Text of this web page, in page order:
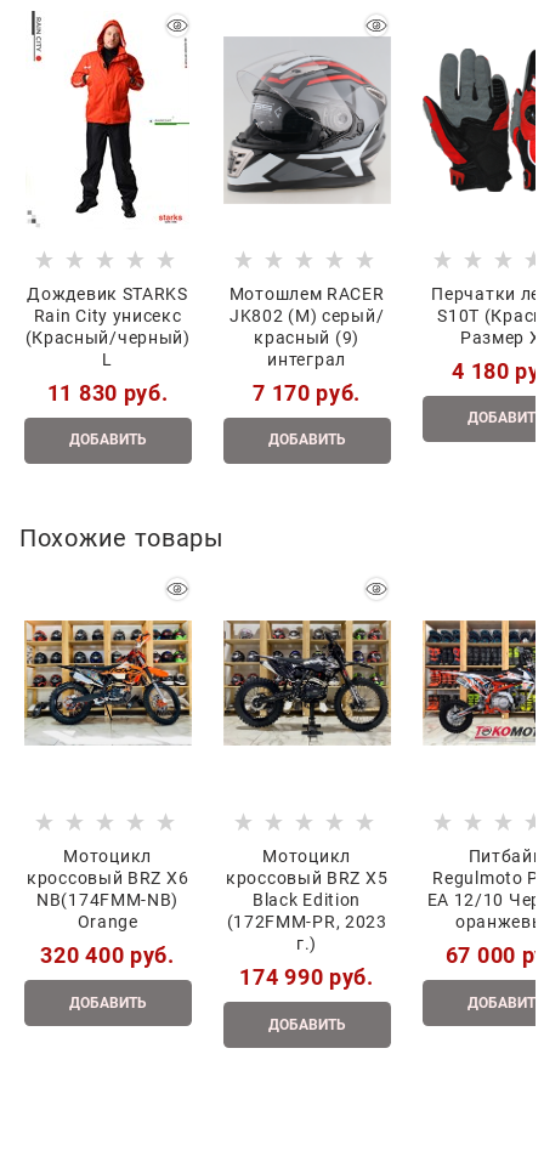
Дождевик STARKS
Rain City унисекс
(Красный/черный)
L
11 830 руб.
ДОБАВИТЬ
Мотошлем RACER
JK802 (M) серый/
красный (9)
интеграл
7 170 руб.
ДОБАВИТЬ
Перчатки
S10T
Размер
4 180
ДОБАВИТЬ
Похожие товары
Мотоцикл
кроссовый BRZ X6
NB(174FMM-NB)
Orange
320 400 руб.
ДОБАВИТЬ
Мотоцикл
кроссовый BRZ X5
Black Edition
(172FMM-PR, 2023
г.)
174 990 руб.
ДОБАВИТЬ
Питбайк
Regulmoto
EA 12/10
67 000
ДОБАВИТЬ